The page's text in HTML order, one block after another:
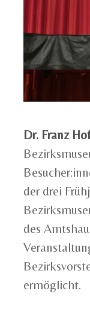
Dr. Franz
der drei
des
ermöglicht.